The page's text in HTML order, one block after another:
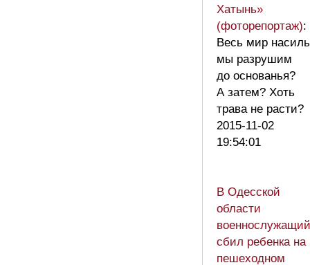
Хатынь»
(фоторепортаж):
Весь мир
мы разрушим
до основанья?
А затем? Хоть
трава не расти?
2015-11-02
19:54:01
В Одесской
области
военнослужащий
сбил ребенка на
пешеходном